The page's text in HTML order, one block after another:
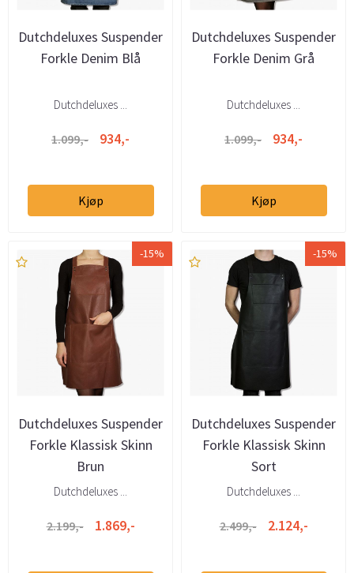
Dutchdeluxes Suspender
Forkle Denim Blå
Dutchdeluxes ...
1.099,- 934,-
Kjøp
Dutchdeluxes Suspender
Forkle Denim Grå
Dutchdeluxes ...
1.099,- 934,-
Kjøp
-15%
Dutchdeluxes Suspender
Forkle Klassisk Skinn
Brun
Dutchdeluxes ...
2.199,- 1.869,-
-15%
Dutchdeluxes Suspender
Forkle Klassisk Skinn
Sort
Dutchdeluxes ...
2.499,- 2.124,-